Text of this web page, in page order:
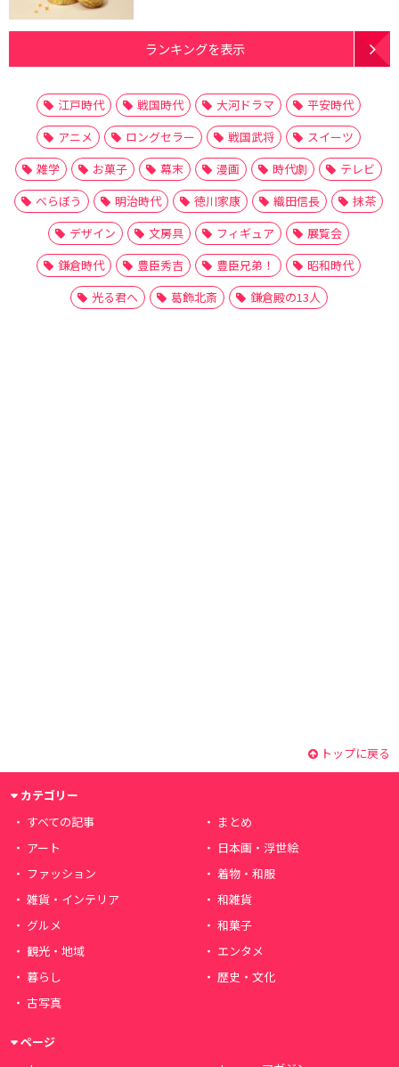
ランキングを表示
江戸時代 戦国時代 大河ドラマ
平安時代
アニメ
ロングセラー 戦国武将
スイーツ
雑学
お菓子 幕末 漫画 時代劇
テレビ
べらぼう
明治時代 徳川家康 織田信長
抹茶
デザイン
文房具 フィギュア
展覧会
鎌倉時代
豊臣秀吉 豊臣兄弟！
昭和時代
光る君へ
葛飾北斎 鎌倉殿の13人
トップに戻る
カテゴリー
すべての記事
まとめ
アート
日本画・浮世絵
ファッション
着物・和服
雑貨・インテリア
和雑貨
グルメ
和菓子
観光・地域
エンタメ
暮らし
歴史・文化
古写真
ページ